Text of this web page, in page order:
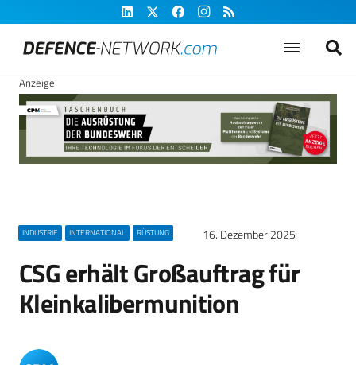
Anzeige
INDUSTRIE INTERNATIONAL RÜSTUNG 16. Dezember 2025
CSG erhält Großauftrag für
Kleinkalibermunition